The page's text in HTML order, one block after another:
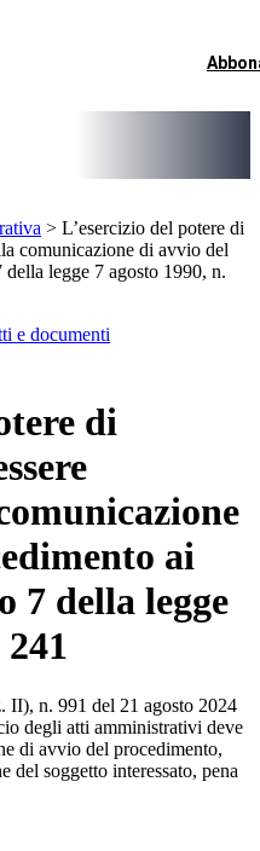
> L’esercizio del potere di
comunicazione di avvio del
legge 7 agosto 1990, n.
e documenti
di
ai
7 della legge
II), n. 991 del 21 agosto 2024
degli atti amministrativi deve
di avvio del procedimento,
del soggetto interessato, pena